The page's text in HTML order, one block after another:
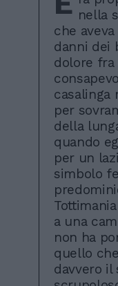
nella
che
danni dei
dolore fra
casalinga
per
della
quando
per un
simbolo
a una
non ha
quello
davvero il